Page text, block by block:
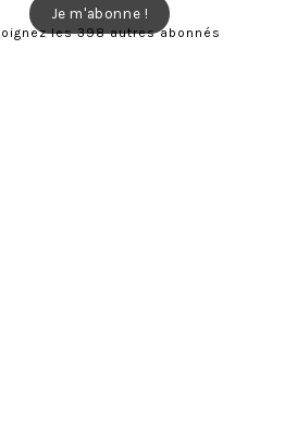
Je m'abonne !
les 398 autres abonnés